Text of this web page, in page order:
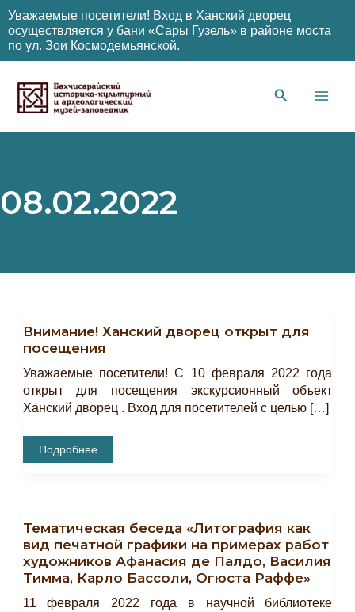
Уважаемые посетители! Вход в Ханский дворец
осуществляется у бани «Сары Гузель» в районе моста
по ул. Зои Космодемьянской.
содержимому
08.02.2022
Внимание! Ханский дворец открыт для
посещения
Уважаемые посетители! С 10 февраля 2022 года
открыт для посещения экскурсионный объект
Ханский дворец . Вход для посетителей с целью […]
Внимание!
Ханский
Подробнее
Тематическая беседа «Литография как
вид печатной графики на примерах работ
художников Афанасия де Палдо, Василия
Тимма, Карло Бассоли, Огюста Раффе»
11 февраля 2022 года в научной библиотеке